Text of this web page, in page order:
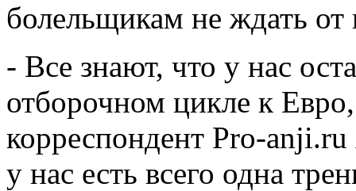
болельщикам не ждать от
- Все знают, что у нас
отборочном цикле к
корреспондент Pro-
у нас есть всего одна